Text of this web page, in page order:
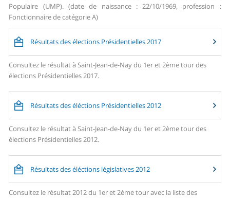
Populaire (UMP). (date de naissance : 22/10/1969, profession :
Fonctionnaire de catégorie A)
Résultats des élections Présidentielles 2017
Consultez le résultat à Saint-Jean-de-Nay du 1er et 2ème tour des
élections Présidentielles 2017.
Résultats des éléctions Présidentielles 2012
Consultez le résultat à Saint-Jean-de-Nay du 1er et 2ème tour des
élections Présidentielles 2012.
Résultats des éléctions législatives 2012
Consultez le résultat 2012 du 1er et 2ème tour avec la liste des